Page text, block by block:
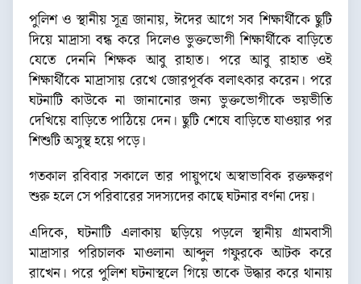
পুলিশ ও স্থানীয় সূত্র জানায়, ঈদের আগে সব শিক্ষার্থীকে ছুটি
দিয়ে মাদ্রাসা বন্ধ করে দিলেও ভুক্তভোগী শিক্ষার্থীকে বাড়িতে
যেতে দেননি শিক্ষক আবু রাহাত। পরে আবু রাহাত ওই
শিক্ষার্থীকে মাদ্রাসায় রেখে জোরপূর্বক বলাৎকার করেন। পরে
ঘটনাটি কাউকে না জানানোর জন্য ভুক্তভোগীকে ভয়ভীতি
দেখিয়ে বাড়িতে পাঠিয়ে দেন। ছুটি শেষে বাড়িতে যাওয়ার পর
শিশুটি অসুস্থ হয়ে পড়ে।
গতকাল রবিবার সকালে তার পায়ুপথে অস্বাভাবিক রক্তক্ষরণ
শুরু হলে সে পরিবারের সদস্যদের কাছে ঘটনার বর্ণনা দেয়।
এদিকে, ঘটনাটি এলাকায় ছড়িয়ে পড়লে স্থানীয় গ্রামবাসী
মাদ্রাসার পরিচালক মাওলানা আব্দুল গফুরকে আটক করে
রাখেন। পরে পুলিশ ঘটনাস্থলে গিয়ে তাকে উদ্ধার করে থানায়